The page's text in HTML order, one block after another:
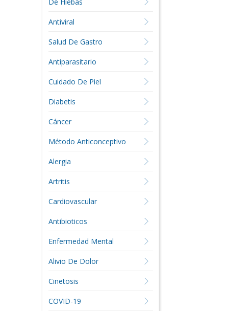
Antiviral
Salud De Gastro
Antiparasitario
Cuidado De Piel
Diabetis
Cáncer
Método Anticonceptivo
Alergia
Artritis
Cardiovascular
Antibioticos
Enfermedad Mental
Alivio De Dolor
Cinetosis
COVID-19